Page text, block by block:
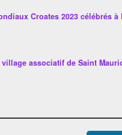
Croates 2023 célébrés
associatif de Saint